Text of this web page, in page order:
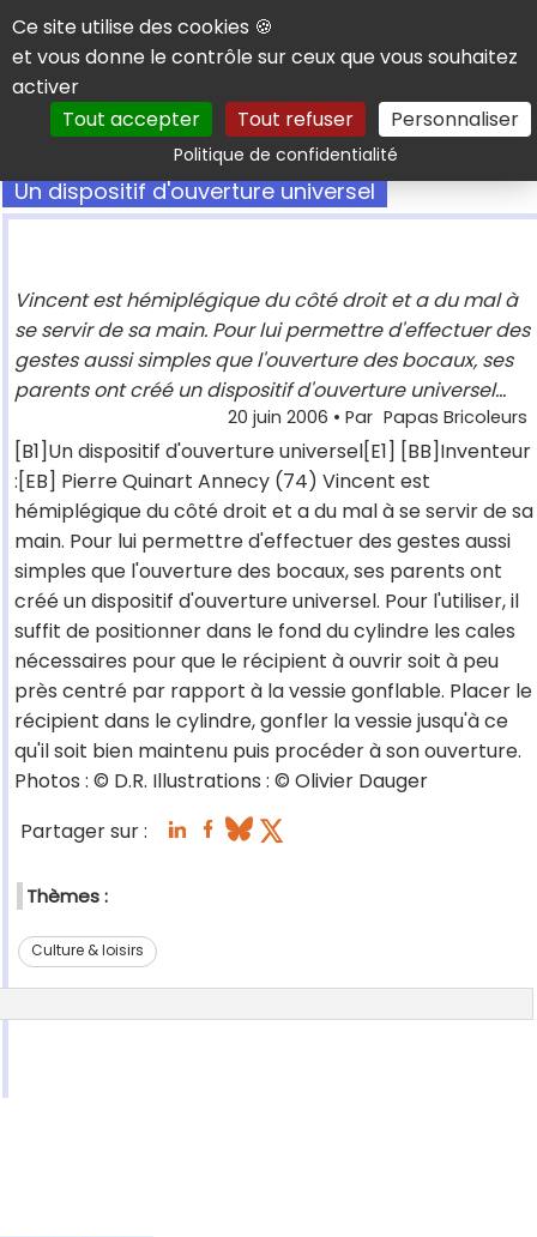
Panneau de gestion des cookies
Ce site utilise des cookies 🍪
et vous donne le contrôle sur ceux que vous souhaitez
activer
Tout accepter
Tout refuser Personnaliser
Politique de confidentialitéRechercher
Un dispositif d'ouverture universel
Vincent est hémiplégique du côté droit et a du mal à
se servir de sa main. Pour lui permettre d'effectuer des
gestes aussi simples que l'ouverture des bocaux, ses
parents ont créé un dispositif d'ouverture universel...
20 juin 2006 • Par Papas Bricoleurs
[B1]Un dispositif d'ouverture universel[E1] [BB]Inventeur
:[EB] Pierre Quinart Annecy (74) Vincent est
hémiplégique du côté droit et a du mal à se servir de sa
main. Pour lui permettre d'effectuer des gestes aussi
simples que l'ouverture des bocaux, ses parents ont
créé un dispositif d'ouverture universel. Pour l'utiliser, il
suffit de positionner dans le fond du cylindre les cales
nécessaires pour que le récipient à ouvrir soit à peu
près centré par rapport à la vessie gonflable. Placer le
récipient dans le cylindre, gonfler la vessie jusqu'à ce
qu'il soit bien maintenu puis procéder à son ouverture.
Photos : © D.R. Illustrations : © Olivier Dauger
Partager sur :
Thèmes :
Culture & loisirs